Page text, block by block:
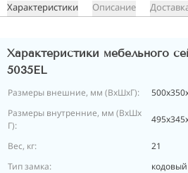
Характеристики Описание
Характеристики мебельного
5035EL
Размеры внешние, мм (ВхШхГ):
Размеры внутренние, мм (ВхШх
Г):
Вес, кг:
21
Тип замка: